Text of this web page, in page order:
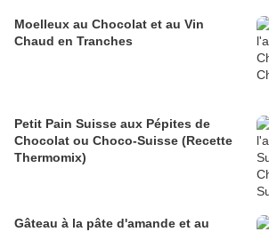
Moelleux au Chocolat et au Vin
Chaud en Tranches
Petit Pain Suisse aux Pépites de
Chocolat ou Choco-Suisse (Recette
Thermomix)
Gâteau à la pâte d'amande et au